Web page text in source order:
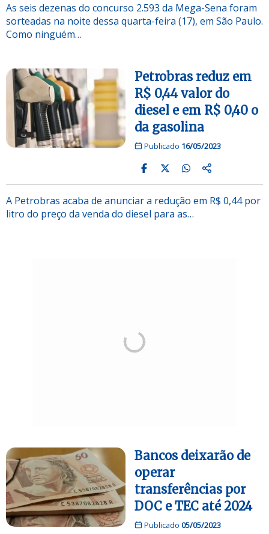
As seis dezenas do concurso 2.593 da Mega-Sena foram
sorteadas na noite dessa quarta-feira (17), em São Paulo.
Como ninguém…
Petrobras reduz em
R$ 0,44 valor do
diesel e em R$ 0,40 o
da gasolina
Publicado 16/05/2023
A Petrobras acaba de anunciar a redução em R$ 0,44 por
litro do preço da venda do diesel para as…
Bancos deixarão de
operar
transferências por
DOC e TEC até 2024
Publicado 05/05/2023